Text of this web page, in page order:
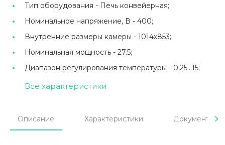
Тип оборудования - Печь конвейерная;
Номинальное напряжение, В - 400;
Внутренние размеры камеры - 1014х853;
Номинальная мощность - 27.5;
Диапазон регулирования температуры - 0,25...15;
Все характеристики
Описание Характеристики Документы